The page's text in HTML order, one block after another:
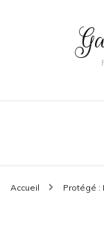
Accueil Protégé :